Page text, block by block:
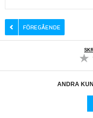
ANDRA
Garmin Fenix 8 Hofi Premium Pro+